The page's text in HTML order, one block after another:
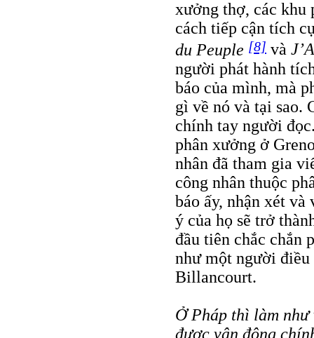
xưởng thợ, các khu
cách tiếp cận tích
du Peuple [8] và
người phát hành
báo của mình, mà
gì về nó và tại sao.
chính tay người
phân xưởng ở
nhân đã tham gia
công nhân thuộc
báo ấy, nhận xét
ý của họ sẽ trở
đầu tiên chắc chắn
như một người điều
Billancourt.
Ở Pháp thì làm
được vận động